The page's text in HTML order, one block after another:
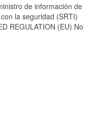
de información de
la seguridad (SRTI)
REGULATION (EU) No